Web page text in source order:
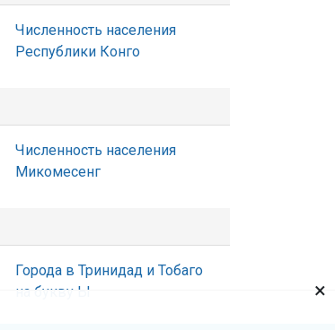
Численность населения
Республики Конго
Численность населения
Микомесенг
Города в Тринидад и Тобаго
на букву Ы
×